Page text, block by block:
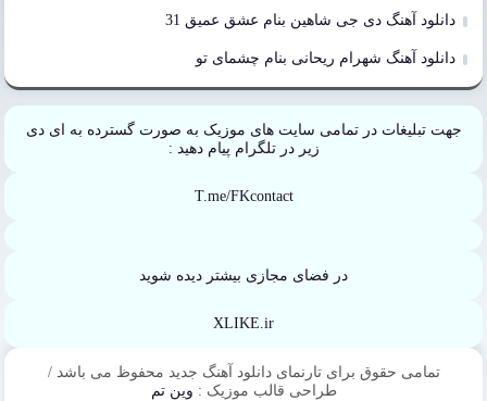
دانلود آهنگ دی جی شاهین بنام عشق عمیق 31
دانلود آهنگ شهرام ریحانی بنام چشمای تو
جهت تبلیغات در تمامی سایت های موزیک به صورت گسترده به ای دی
زیر در تلگرام پیام دهید :
T.me/FKcontact
در فضای مجازی بیشتر دیده شوید
XLIKE.ir
تمامی حقوق برای تارنمای دانلود آهنگ جدید محفوظ می باشد /
طراحی قالب موزیک : وین تم